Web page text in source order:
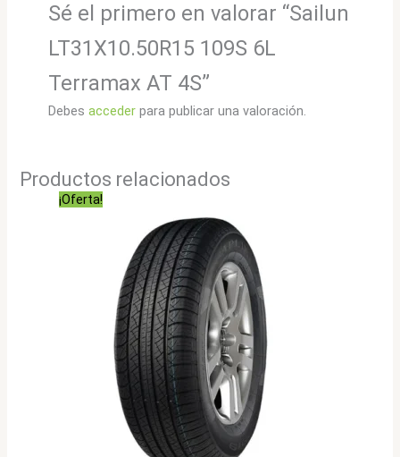
Sé el primero en valorar “Sailun
LT31X10.50R15 109S 6L
Terramax AT 4S”
Debes accederpara publicar una valoración.
Productos relacionados
¡Oferta!